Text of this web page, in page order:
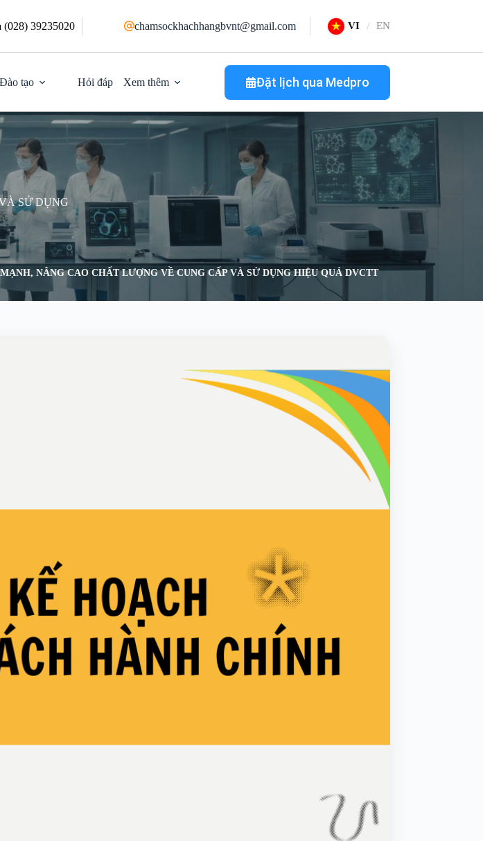
(028) 39235020 chamsockhachhangbvnt@gmail.com EN
VI
Đào tạo Hỏi đáp Xem thêm Đặt lịch qua Medpro
SỬ DỤNG
NÂNG CAO CHẤT LƯỢNG VỀ CUNG CẤP VÀ SỬ DỤNG HIỆU QUẢ DVCTT